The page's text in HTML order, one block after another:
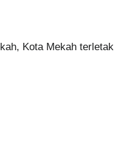
Kota Mekah terletak